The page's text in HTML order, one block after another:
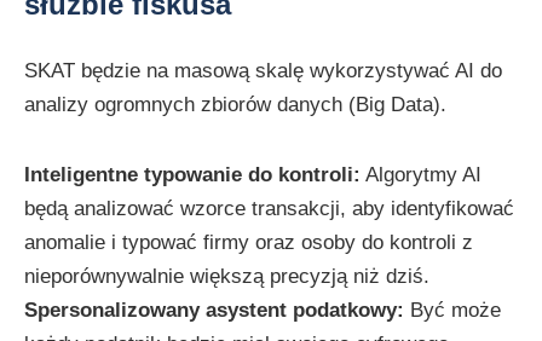
SKAT będzie na masową skalę wykorzystywać AI do
analizy ogromnych zbiorów danych (Big Data).
Inteligentne typowanie do kontroli: Algorytmy AI
będą analizować wzorce transakcji, aby identyfikować
anomalie i typować firmy oraz osoby do kontroli z
nieporównywalnie większą precyzją niż dziś.
Spersonalizowany asystent podatkowy: Być może